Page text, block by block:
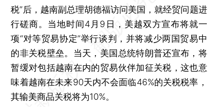
税”后，越南副总理胡德福访问美国，就经贸问题进
行磋商。当地时间4月9日，美越双方宣布将就一
项“对等贸易协定”举行谈判，并将减少两国贸易中
的非关税壁垒。当天，美国总统特朗普还宣布，将
暂缓对包括越南在内的贸易伙伴加征关税，这也意
味着越南在未来90天内不会面临46%的关税税率，
其输美商品关税将为10%。